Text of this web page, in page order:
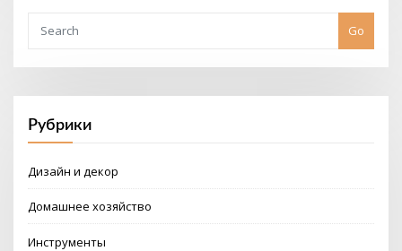
Go
Рубрики
Дизайн и декор
Домашнее хозяйство
Инструменты